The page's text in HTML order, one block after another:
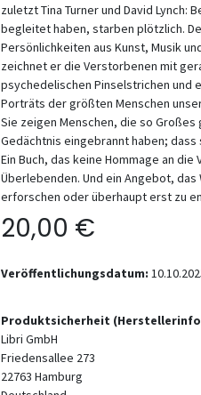
zuletzt Tina Turner und David Lynch:
begleitet haben, starben plötzlich.
Persönlichkeiten aus Kunst, Musik
zeichnet er die Verstorbenen mit
psychedelischen Pinselstrichen und
Porträts der größten Menschen
Sie zeigen Menschen, die so
Gedächtnis eingebrannt haben;
Ein Buch, das keine Hommage an
Überlebenden. Und ein Angebot,
erforschen oder überhaupt erst zu
20,00 €
Veröffentlichungsdatum:
Produktsicherheit
Libri GmbH
Friedensallee 273
22763 Hamburg